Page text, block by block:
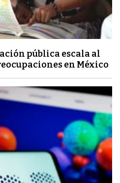
pública escala al
en México